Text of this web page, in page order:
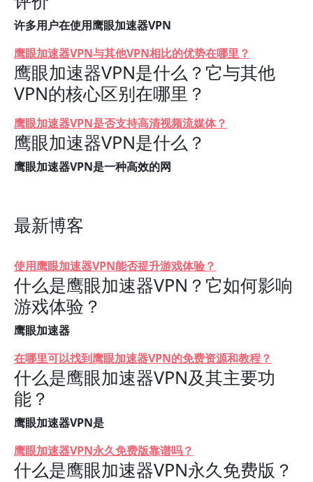
许多用户在使用鹰眼加速器VPN
鹰眼加速器VPN与其他VPN相比的优势在哪里？
鹰眼加速器VPN是什么？它与其他
VPN的核心区别在哪里？
鹰眼加速器VPN是否支持高清视频流媒体？
鹰眼加速器VPN是什么？
鹰眼加速器VPN是一种高效的网
最新博客
使用鹰眼加速器VPN能否提升游戏体验？
什么是鹰眼加速器VPN？它如何影响
游戏体验？
鹰眼加速器
在哪里可以找到鹰眼加速器VPN的免费资源和教程？
什么是鹰眼加速器VPN及其主要功
能？
鹰眼加速器VPN是
鹰眼加速器VPN永久免费版靠谱吗？
什么是鹰眼加速器VPN永久免费版？